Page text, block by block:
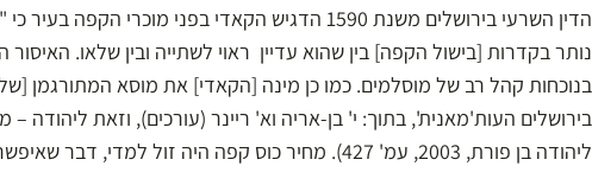
הדין השרעי בירושלים משנת 1590 הדגיש הקאדי בפני
נותר בקדרות [בישול הקפה] בין שהוא עדיין ראוי לשתייה ובין שלאו.
בנוכחות קהל רב של מוסלמים. כמו כן מינה [הקאדי] את מוסא המתורגמן
בירושלים העות'מאנית', בתוך: י' בן-אריה וא' ריינר (עורכים), וזאת ליהודה
ליהודה בן פורת, 2003, עמ' 427). מחיר כוס קפה היה זול למדי, דבר שאיפשר לבני כל המעמדות לצרוך אותו.